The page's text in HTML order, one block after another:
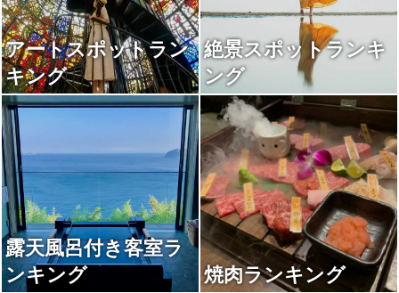
アートスポットラン
キング
絶景スポットランキ
ング
露天風呂付き客室ラ
ンキング
焼肉ランキング